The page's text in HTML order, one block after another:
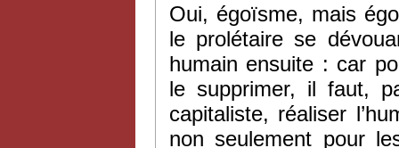
Oui, égoïsme, mais
le prolétaire se
humain ensuite : car
le supprimer, il faut,
capitaliste, réaliser
non seulement pour